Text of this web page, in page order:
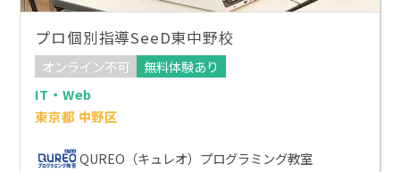
プロ個別指導SeeD東中野校
オンライン不可
無料体験あり
IT・Web
東京都 中野区
QUREO（キュレオ）プログラミング教室